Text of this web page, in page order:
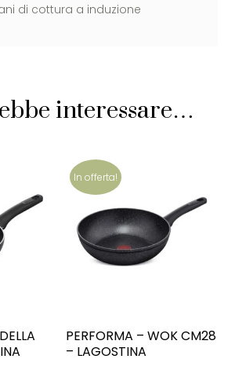
di cottura a induzione
interessare…
In offerta!
PERFORMA – WOK CM28
– LAGOSTINA